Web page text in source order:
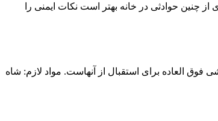
چنین حوادثی در خانه بهتر است نکات ایمنی را
العاده برای استقبال از آنهاست. مواد لازم: شاه